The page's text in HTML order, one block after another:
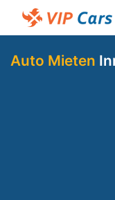
Auto Mieten